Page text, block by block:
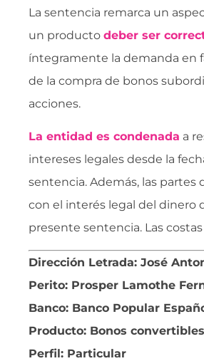
La sentencia remarca un
un producto deber ser
íntegramente la demanda en
de la compra de bonos
acciones.
La entidad es condenada a
intereses legales desde la
sentencia. Además, las partes
con el interés legal del dinero
presente sentencia. Las
Dirección Letrada: José
Perito: Prosper Lamothe
Banco: Banco Popular
Producto: Bonos
Perfil: Particular